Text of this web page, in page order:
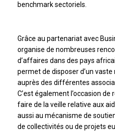
benchmark sectoriels.
Grâce au partenariat avec
organise de nombreuses
d’affaires dans des pays
permet de disposer d’un
auprès des différentes
C’est également l’occasion
faire de la veille relative aux
aussi au mécanisme de
de collectivités ou de projets